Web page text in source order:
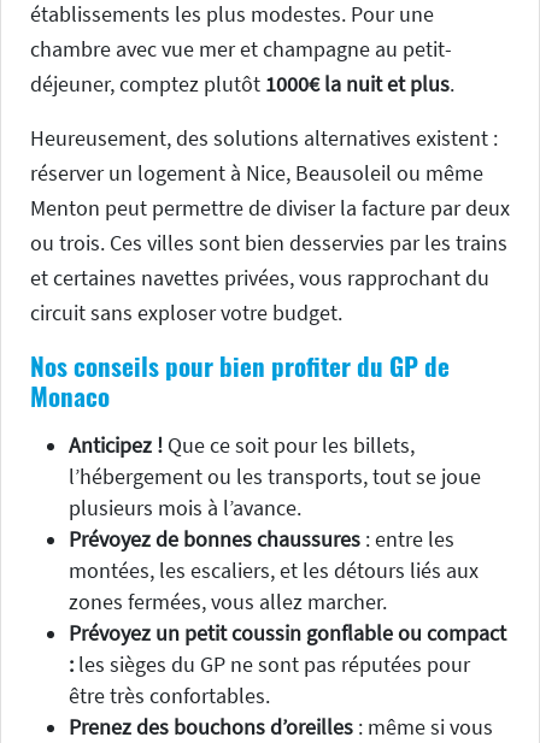
établissements les plus modestes. Pour une
chambre avec vue mer et champagne au petit-
déjeuner, comptez plutôt 1000€ la nuit et plus.
Heureusement, des solutions alternatives existent :
réserver un logement à Nice, Beausoleil ou même
Menton peut permettre de diviser la facture par deux
ou trois. Ces villes sont bien desservies par les trains
et certaines navettes privées, vous rapprochant du
circuit sans exploser votre budget.
Nos conseils pour bien profiter du GP de
Monaco
Anticipez ! Que ce soit pour les billets,
l’hébergement ou les transports, tout se joue
plusieurs mois à l’avance.
Prévoyez de bonnes chaussures : entre les
montées, les escaliers, et les détours liés aux
zones fermées, vous allez marcher.
Prévoyez un petit coussin gonflable ou compact
: les sièges du GP ne sont pas réputées pour
être très confortables.
Prenez des bouchons d’oreilles : même si vous